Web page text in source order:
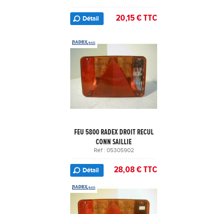
Détail 20,15 € TTC
FEU 5800 RADEX DROIT RECUL
CONN SAILLIE
Réf : 05305902
Détail 28,08 € TTC